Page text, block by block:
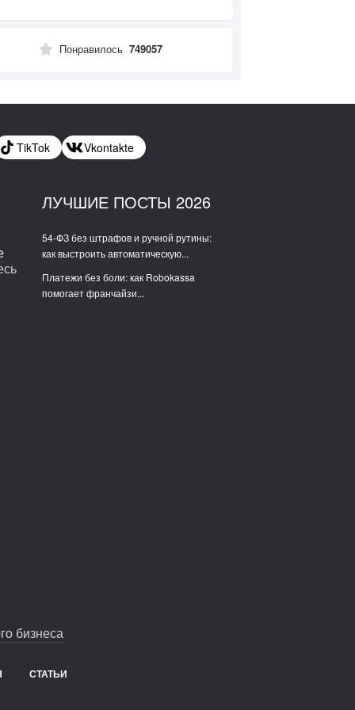
165 28
Понравилось 749057
TikTok Vkontakte
ЛУЧШИЕ ПОСТЫ 2026
54-ФЗ без штрафов и ручной рутины:
как выстроить автоматическую...
Платежи без боли: как Robokassa
помогает франчайзи...
бизнеса
СТАТЬИ